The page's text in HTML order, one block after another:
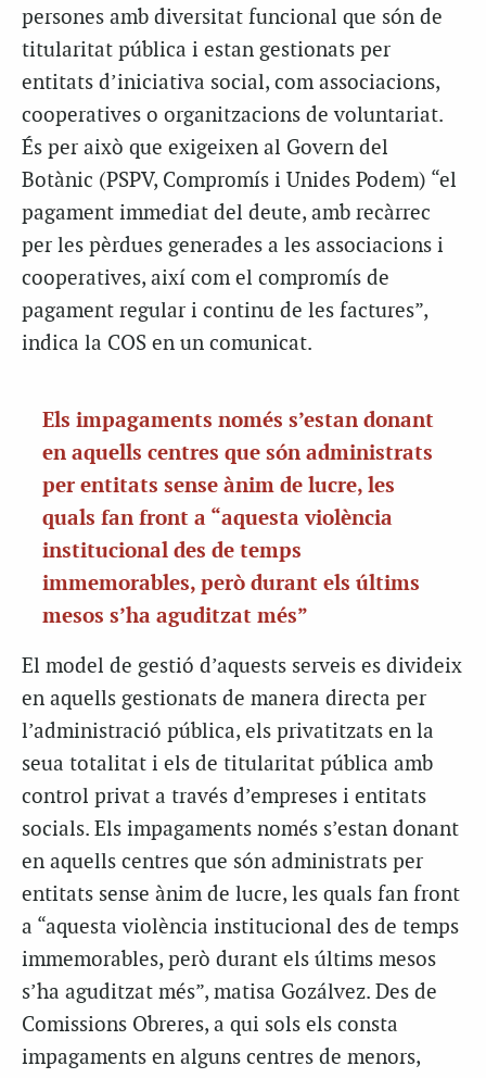
persones amb diversitat funcional que són de
titularitat pública i estan gestionats per
entitats d’iniciativa social, com associacions,
cooperatives o organitzacions de voluntariat.
És per això que exigeixen al Govern del
Botànic (PSPV, Compromís i Unides Podem) “el
pagament immediat del deute, amb recàrrec
per les pèrdues generades a les associacions i
cooperatives, així com el compromís de
pagament regular i continu de les factures”,
indica la COS en un comunicat.
Els impagaments només s’estan donant
en aquells centres que són administrats
per entitats sense ànim de lucre, les
quals fan front a “aquesta violència
institucional des de temps
immemorables, però durant els últims
mesos s’ha aguditzat més”
El model de gestió d’aquests serveis es divideix
en aquells gestionats de manera directa per
l’administració pública, els privatitzats en la
seua totalitat i els de titularitat pública amb
control privat a través d’empreses i entitats
socials. Els impagaments només s’estan donant
en aquells centres que són administrats per
entitats sense ànim de lucre, les quals fan front
a “aquesta violència institucional des de temps
immemorables, però durant els últims mesos
s’ha aguditzat més”, matisa Gozálvez. Des de
Comissions Obreres, a qui sols els consta
impagaments en alguns centres de menors,